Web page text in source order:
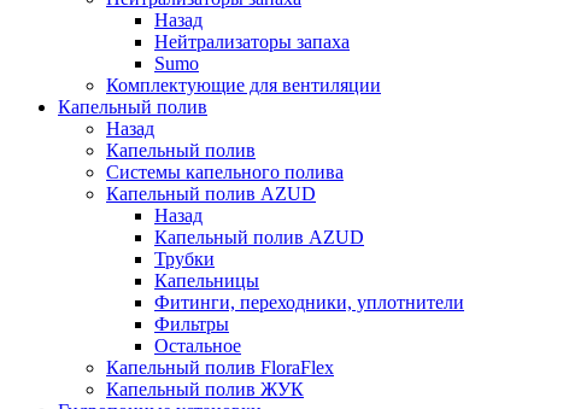
Назад
Нейтрализаторы запаха
Sumo
Комплектующие для вентиляции
Капельный полив
Назад
Капельный полив
Системы капельного полива
Капельный полив AZUD
Назад
Капельный полив AZUD
Трубки
Капельницы
Фитинги, переходники, уплотнители
Фильтры
Остальное
Капельный полив FloraFlex
Капельный полив ЖУК